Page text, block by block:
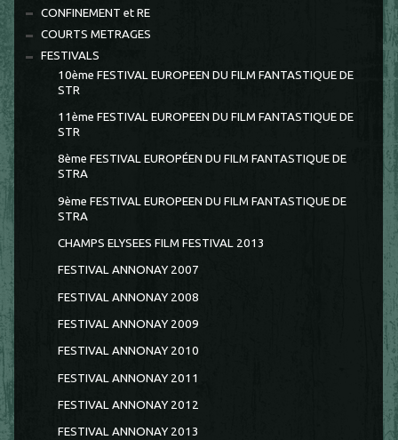
CONFINEMENT et RE
COURTS METRAGES
FESTIVALS
10ème FESTIVAL EUROPEEN DU FILM FANTASTIQUE DE
STR
11ème FESTIVAL EUROPEEN DU FILM FANTASTIQUE DE
STR
8ème FESTIVAL EUROPÉEN DU FILM FANTASTIQUE DE
STRA
9ème FESTIVAL EUROPEEN DU FILM FANTASTIQUE DE
STRA
CHAMPS ELYSEES FILM FESTIVAL 2013
FESTIVAL ANNONAY 2007
FESTIVAL ANNONAY 2008
FESTIVAL ANNONAY 2009
FESTIVAL ANNONAY 2010
FESTIVAL ANNONAY 2011
FESTIVAL ANNONAY 2012
FESTIVAL ANNONAY 2013